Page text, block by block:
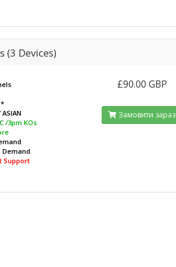
(3 Devices)
/3pm KOs
Demand
Support
£90.00 GBP
Замовити зараз